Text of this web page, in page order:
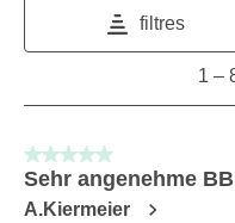
filtres
sur
68
avis.
1 –
5 sur 5 étoiles.
Sehr angenehme BB
A.Kiermeier